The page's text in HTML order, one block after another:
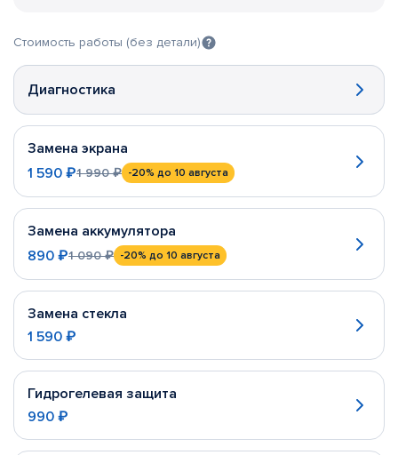
Стоимость работы (без детали)
Диагностика
Замена экрана
1 590 ₽1 990 ₽ -20% до 10 августа
Замена аккумулятора
890 ₽1 090 ₽ -20% до 10 августа
Замена стекла
1 590 ₽
Гидрогелевая защита
990 ₽